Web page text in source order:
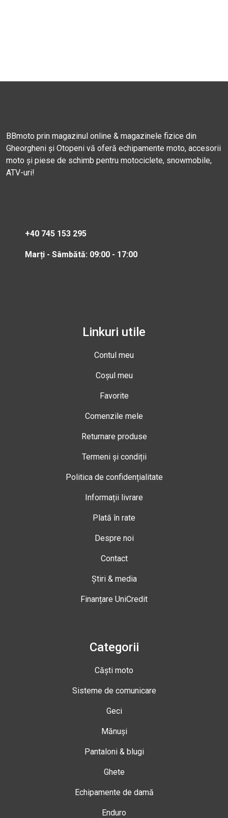
BBmoto prin magazinul online & magazinele fizice din
Gheorgheni și Otopeni vă oferă echipamente moto, accesorii
moto și piese de schimb pentru motociclete, snowmobile,
ATV-uri!
+40 745 153 295
Marți - Sâmbătă: 09:00 - 17:00
Linkuri utile
Contul meu
Coșul meu
Favorite
Comenzile mele
Returnare produse
Termeni și condiții
Politica de confidențialitate
Informații livrare
Plată în rate
Despre noi
Contact
Știri & media
Finanțare UniCredit
Categorii
Căști moto
Sisteme de comunicare
Geci
Mănuși
Pantaloni & blugi
Ghete
Echipamente de damă
Enduro